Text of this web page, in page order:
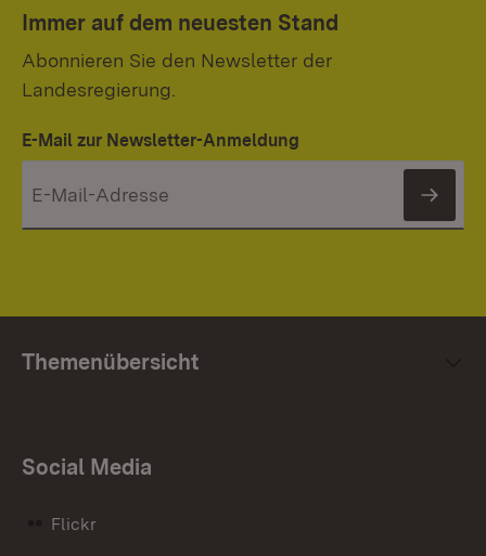
Immer auf dem neuesten Stand
Abonnieren Sie den Newsletter der
Landesregierung.
E-Mail zur Newsletter-Anmeldung
Themenübersicht
Social Media
Flickr